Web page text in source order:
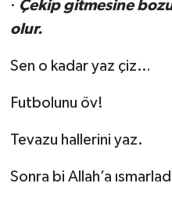
· Çekip gitmesine
olur.
Sen o kadar yaz çiz…
Futbolunu öv!
Tevazu hallerini yaz.
Sonra bi Allah’a